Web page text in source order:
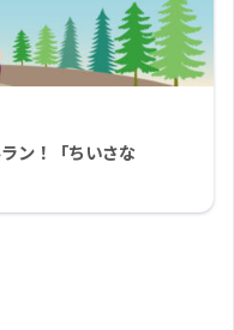
ン！「ちいさな